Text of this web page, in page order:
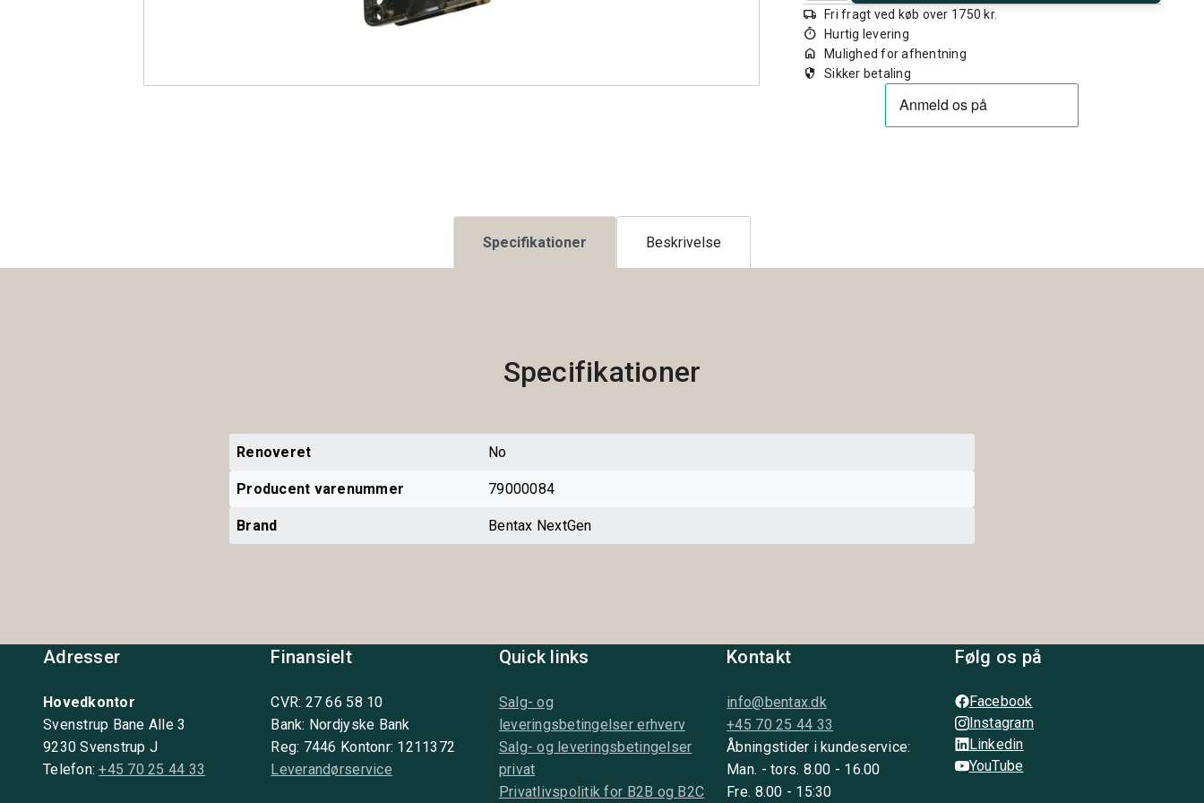
local_shipping Fri fragt ved køb over 1750 kr.
timer Hurtig levering
home Mulighed for afhentning
security Sikker betaling
Specifikationer Beskrivelse
Specifikationer
Renoveret No
Producent varenummer 79000084
Brand Bentax NextGen
Adresser
Hovedkontor
Svenstrup Bane Alle 3
9230 Svenstrup J
Telefon:+45 70 25 44 33
Finansielt
CVR: 27 66 58 10
Bank: Nordjyske Bank
Reg: 7446 Kontonr: 1211372
Leverandørservice
Quick links
Salg- og
leveringsbetingelser erhverv
Salg- og leveringsbetingelser
privat
Privatlivspolitik for B2B og B2C
Kontakt
info@bentax.dk
+45 70 25 44 33
Åbningstider i kundeservice:
Man. - tors. 8.00 - 16.00
Fre. 8.00 - 15:30
Følg os på
Facebook
Instagram
Linkedin
YouTube